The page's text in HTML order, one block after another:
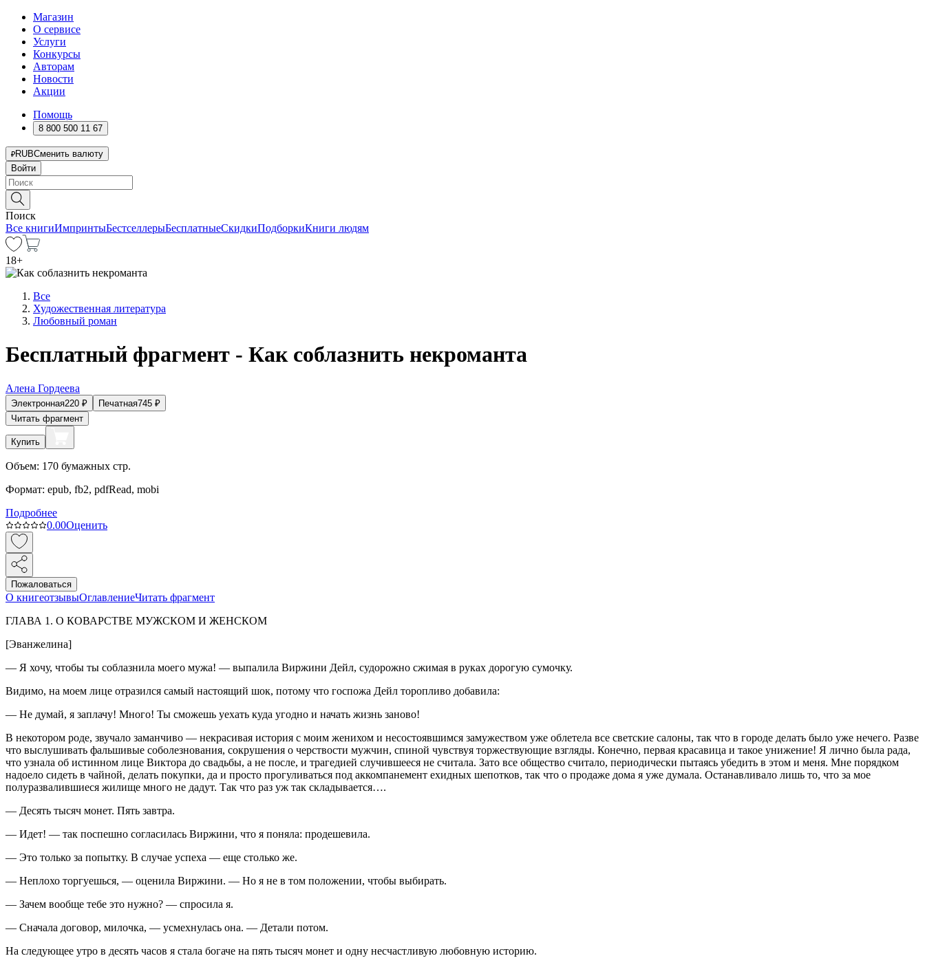
Магазин
О сервисе
Услуги
Конкурсы
Авторам
Новости
Акции
Помощь
8 800 500 11 67
RUBСменить валюту
Войти
Поиск
Все книгиИмпринтыБестселлерыБесплатныеСкидкиПодборкиКниги людям
18+
Все
Художественная литература
Любовный роман
Бесплатный фрагмент - Как соблазнить некроманта
Алена Гордеева
Электронная220 ₽ Печатная745 ₽
Читать фрагмент
Купить
Объем: 170 бумажных стр.
Формат: epub, fb2, pdfRead, mobi
Подробнее
0.00Оценить
Пожаловаться
О книгеотзывыОглавлениеЧитать фрагмент
ГЛАВА 1. О КОВАРСТВЕ МУЖСКОМ И ЖЕНСКОМ
[Эванжелина]
— Я хочу, чтобы ты соблазнила моего мужа! — выпалила Виржини Дейл, судорожно сжимая в руках дорогую сумочку.
Видимо, на моем лице отразился самый настоящий шок, потому что госпожа Дейл торопливо добавила:
— Не думай, я заплачу! Много! Ты сможешь уехать куда угодно и начать жизнь заново!
В некотором роде, звучало заманчиво — некрасивая история с моим женихом и несостоявшимся замужеством уже облетела все светские салоны, так что в городе делать было уже нечего. Разве
что выслушивать фальшивые соболезнования, сокрушения о черствости мужчин, спиной чувствуя торжествующие взгляды. Конечно, первая красавица и такое унижение! Я лично была рада,
что узнала об истинном лице Виктора до свадьбы, а не после, и трагедией случившееся не считала. Зато все общество считало, периодически пытаясь убедить в этом и меня. Мне порядком
надоело сидеть в чайной, делать покупки, да и просто прогуливаться под аккомпанемент ехидных шепотков, так что о продаже дома я уже думала. Останавливало лишь то, что за мое
полуразвалившиеся жилище много не дадут. Так что раз уж так складывается….
— Десять тысяч монет. Пять завтра.
— Идет! — так поспешно согласилась Виржини, что я поняла: продешевила.
— Это только за попытку. В случае успеха — еще столько же.
— Неплохо торгуешься, — оценила Виржини. — Но я не в том положении, чтобы выбирать.
— Зачем вообще тебе это нужно? — спросила я.
— Сначала договор, милочка, — усмехнулась она. — Детали потом.
На следующее утро в десять часов я стала богаче на пять тысяч монет и одну несчастливую любовную историю.